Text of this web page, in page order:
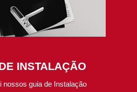
INSTALAÇÃO
nossos guia de Instalação